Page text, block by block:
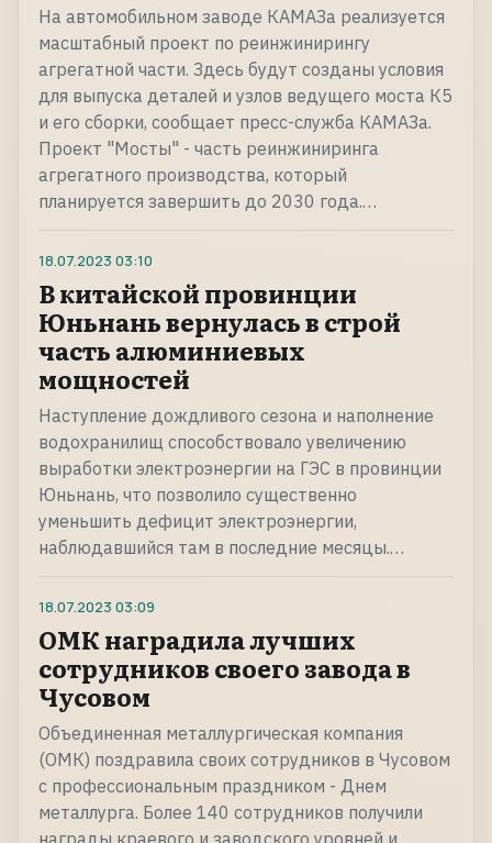
На автомобильном заводе КАМАЗа реализуется
масштабный проект по реинжинирингу
агрегатной части. Здесь будут созданы условия
для выпуска деталей и узлов ведущего моста К5
и его сборки, сообщает пресс-служба КАМАЗа.
Проект "Мосты" - часть реинжиниринга
агрегатного производства, который
планируется завершить до 2030 года.…
18.07.2023 03:10
В китайской провинции
Юньнань вернулась в строй
часть алюминиевых
мощностей
Наступление дождливого сезона и наполнение
водохранилищ способствовало увеличению
выработки электроэнергии на ГЭС в провинции
Юньнань, что позволило существенно
уменьшить дефицит электроэнергии,
наблюдавшийся там в последние месяцы.…
18.07.2023 03:09
ОМК наградила лучших
сотрудников своего завода в
Чусовом
Объединенная металлургическая компания
(ОМК) поздравила своих сотрудников в Чусовом
с профессиональным праздником - Днем
металлурга. Более 140 сотрудников получили